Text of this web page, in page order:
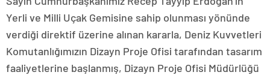
Yerli ve Milli Uçak Gemisine sahip olunması yönünde
verdiği direktif üzerine alınan kararla, Deniz Kuvvetleri
Komutanlığımızın Dizayn Proje Ofisi tarafından tasarım
faaliyetlerine başlanmış, Dizayn Proje Ofisi Müdürlüğü